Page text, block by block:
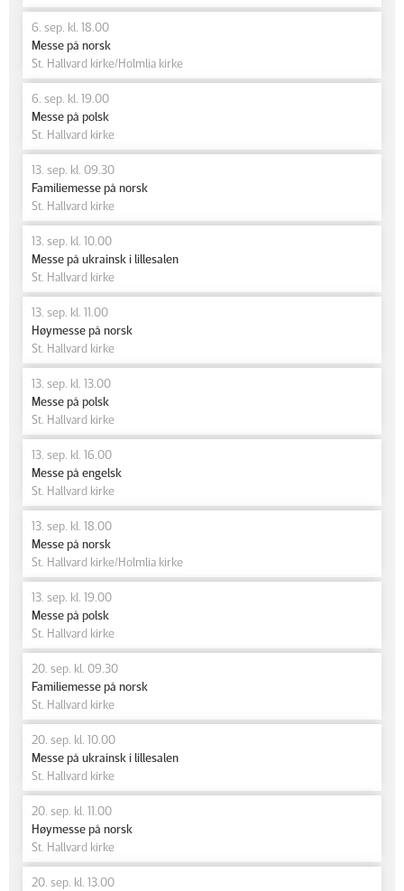
6. sep. kl. 18.00
Messe på norsk
St. Hallvard kirke/Holmlia kirke
6. sep. kl. 19.00
Messe på polsk
St. Hallvard kirke
13. sep. kl. 09.30
Familiemesse på norsk
St. Hallvard kirke
13. sep. kl. 10.00
Messe på ukrainsk i lillesalen
St. Hallvard kirke
13. sep. kl. 11.00
Høymesse på norsk
St. Hallvard kirke
13. sep. kl. 13.00
Messe på polsk
St. Hallvard kirke
13. sep. kl. 16.00
Messe på engelsk
St. Hallvard kirke
13. sep. kl. 18.00
Messe på norsk
St. Hallvard kirke/Holmlia kirke
13. sep. kl. 19.00
Messe på polsk
St. Hallvard kirke
20. sep. kl. 09.30
Familiemesse på norsk
St. Hallvard kirke
20. sep. kl. 10.00
Messe på ukrainsk i lillesalen
St. Hallvard kirke
20. sep. kl. 11.00
Høymesse på norsk
St. Hallvard kirke
20. sep. kl. 13.00